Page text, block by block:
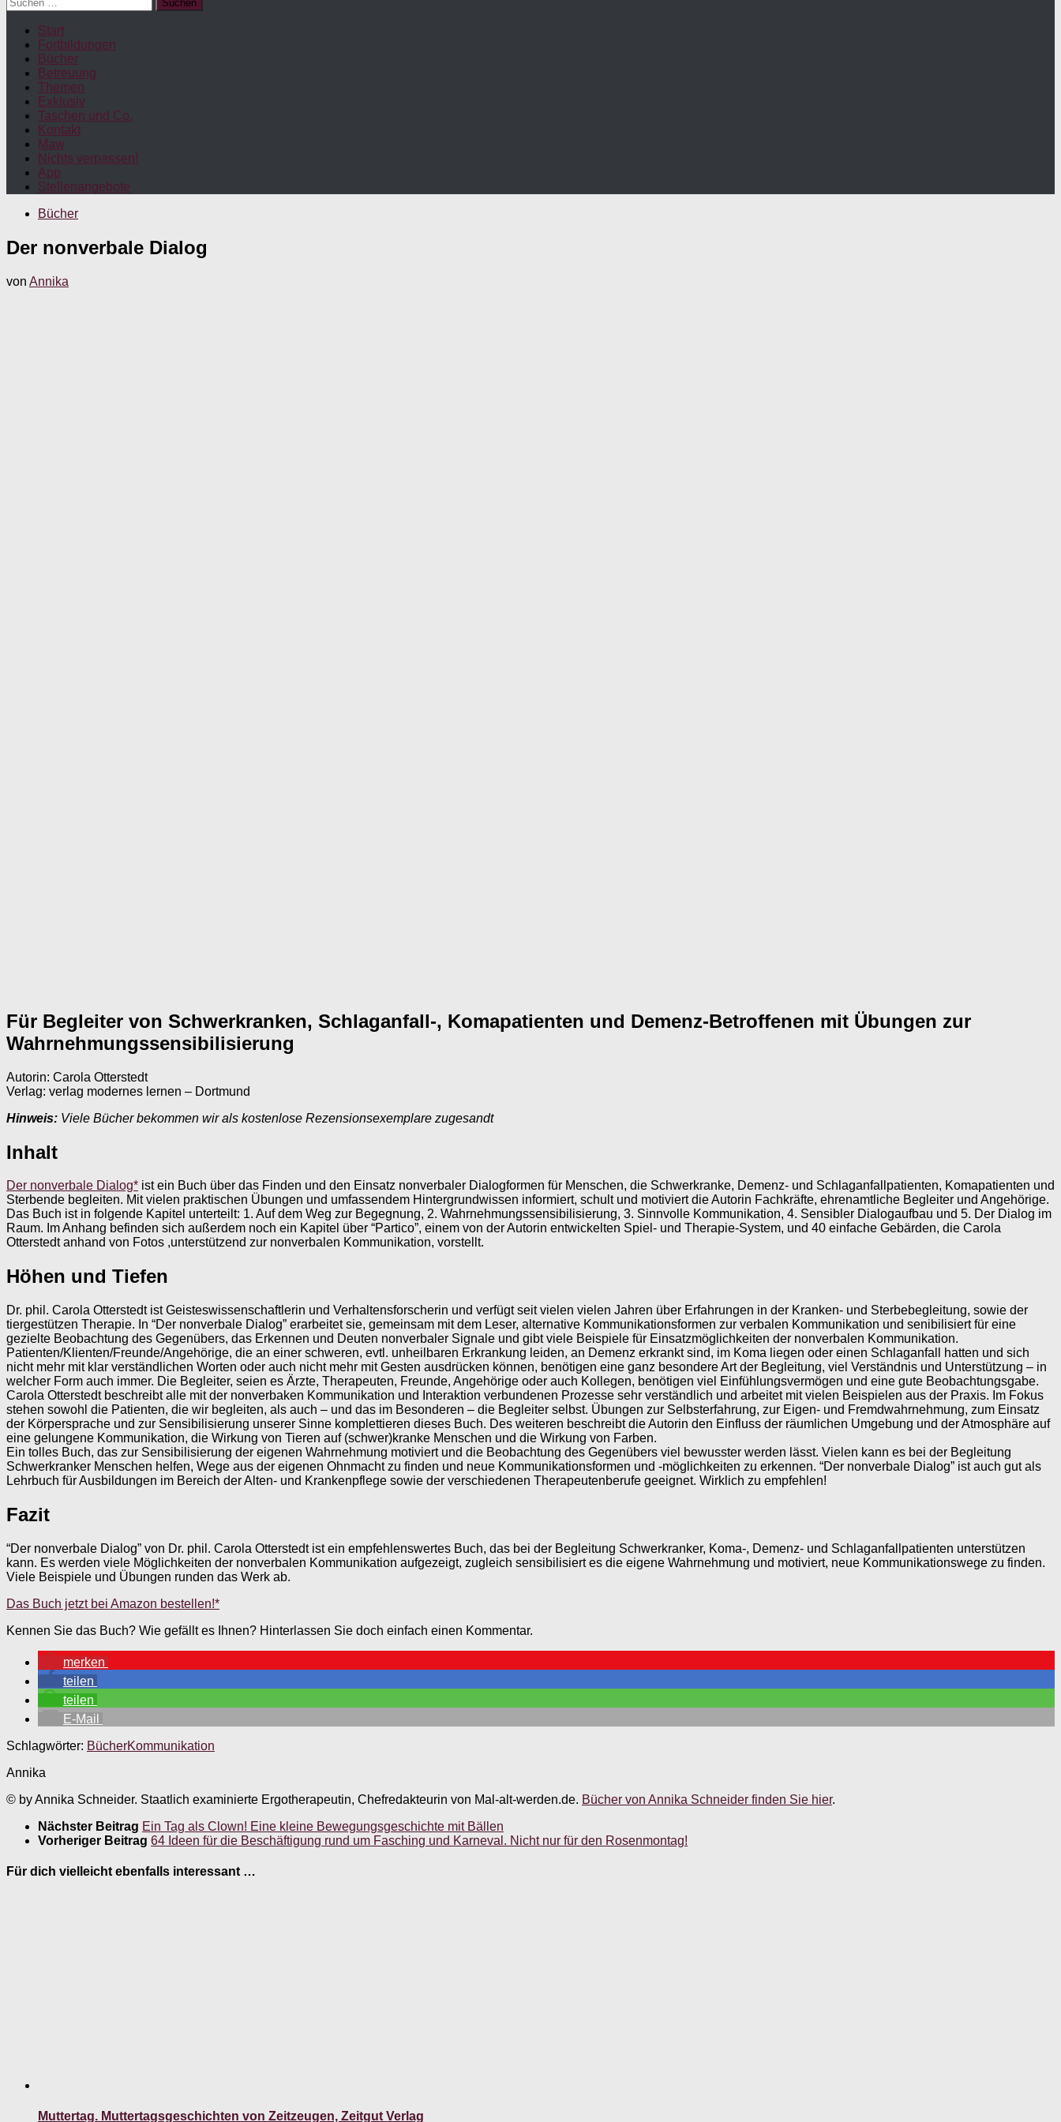
nach:
Start
Fortbildungen
Bücher
Betreuung
Themen
Exklusiv
Taschen und Co.
Kontakt
Maw
Nichts verpassen!
App
Stellenangebote
Bücher
Der nonverbale Dialog
von Annika
Für Begleiter von Schwerkranken, Schlaganfall-, Komapatienten und Demenz-Betroffenen mit Übungen zur
Wahrnehmungssensibilisierung
Autorin: Carola Otterstedt
Verlag: verlag modernes lernen – Dortmund
Hinweis: Viele Bücher bekommen wir als kostenlose Rezensionsexemplare zugesandt
Inhalt
Der nonverbale Dialog* ist ein Buch über das Finden und den Einsatz nonverbaler Dialogformen für Menschen, die Schwerkranke, Demenz- und Schlaganfallpatienten, Komapatienten und
Sterbende begleiten. Mit vielen praktischen Übungen und umfassendem Hintergrundwissen informiert, schult und motiviert die Autorin Fachkräfte, ehrenamtliche Begleiter und Angehörige.
Das Buch ist in folgende Kapitel unterteilt: 1. Auf dem Weg zur Begegnung, 2. Wahrnehmungssensibilisierung, 3. Sinnvolle Kommunikation, 4. Sensibler Dialogaufbau und 5. Der Dialog im
Raum. Im Anhang befinden sich außerdem noch ein Kapitel über “Partico”, einem von der Autorin entwickelten Spiel- und Therapie-System, und 40 einfache Gebärden, die Carola
Otterstedt anhand von Fotos ,unterstützend zur nonverbalen Kommunikation, vorstellt.
Höhen und Tiefen
Dr. phil. Carola Otterstedt ist Geisteswissenschaftlerin und Verhaltensforscherin und verfügt seit vielen vielen Jahren über Erfahrungen in der Kranken- und Sterbebegleitung, sowie der
tiergestützen Therapie. In “Der nonverbale Dialog” erarbeitet sie, gemeinsam mit dem Leser, alternative Kommunikationsformen zur verbalen Kommunikation und senibilisiert für eine
gezielte Beobachtung des Gegenübers, das Erkennen und Deuten nonverbaler Signale und gibt viele Beispiele für Einsatzmöglichkeiten der nonverbalen Kommunikation.
Patienten/Klienten/Freunde/Angehörige, die an einer schweren, evtl. unheilbaren Erkrankung leiden, an Demenz erkrankt sind, im Koma liegen oder einen Schlaganfall hatten und sich
nicht mehr mit klar verständlichen Worten oder auch nicht mehr mit Gesten ausdrücken können, benötigen eine ganz besondere Art der Begleitung, viel Verständnis und Unterstützung – in
welcher Form auch immer. Die Begleiter, seien es Ärzte, Therapeuten, Freunde, Angehörige oder auch Kollegen, benötigen viel Einfühlungsvermögen und eine gute Beobachtungsgabe.
Carola Otterstedt beschreibt alle mit der nonverbaken Kommunikation und Interaktion verbundenen Prozesse sehr verständlich und arbeitet mit vielen Beispielen aus der Praxis. Im Fokus
stehen sowohl die Patienten, die wir begleiten, als auch – und das im Besonderen – die Begleiter selbst. Übungen zur Selbsterfahrung, zur Eigen- und Fremdwahrnehmung, zum Einsatz
der Körpersprache und zur Sensibilisierung unserer Sinne komplettieren dieses Buch. Des weiteren beschreibt die Autorin den Einfluss der räumlichen Umgebung und der Atmosphäre auf
eine gelungene Kommunikation, die Wirkung von Tieren auf (schwer)kranke Menschen und die Wirkung von Farben.
Ein tolles Buch, das zur Sensibilisierung der eigenen Wahrnehmung motiviert und die Beobachtung des Gegenübers viel bewusster werden lässt. Vielen kann es bei der Begleitung
Schwerkranker Menschen helfen, Wege aus der eigenen Ohnmacht zu finden und neue Kommunikationsformen und -möglichkeiten zu erkennen. “Der nonverbale Dialog” ist auch gut als
Lehrbuch für Ausbildungen im Bereich der Alten- und Krankenpflege sowie der verschiedenen Therapeutenberufe geeignet. Wirklich zu empfehlen!
Fazit
“Der nonverbale Dialog” von Dr. phil. Carola Otterstedt ist ein empfehlenswertes Buch, das bei der Begleitung Schwerkranker, Koma-, Demenz- und Schlaganfallpatienten unterstützen
kann. Es werden viele Möglichkeiten der nonverbalen Kommunikation aufgezeigt, zugleich sensibilisiert es die eigene Wahrnehmung und motiviert, neue Kommunikationswege zu finden.
Viele Beispiele und Übungen runden das Werk ab.
Das Buch jetzt bei Amazon bestellen!*
Kennen Sie das Buch? Wie gefällt es Ihnen? Hinterlassen Sie doch einfach einen Kommentar.
merken
teilen
teilen
E-Mail
Schlagwörter: BücherKommunikation
Annika
© by Annika Schneider. Staatlich examinierte Ergotherapeutin, Chefredakteurin von Mal-alt-werden.de. Bücher von Annika Schneider finden Sie hier.
Nächster Beitrag Ein Tag als Clown! Eine kleine Bewegungsgeschichte mit Bällen
Vorheriger Beitrag 64 Ideen für die Beschäftigung rund um Fasching und Karneval. Nicht nur für den Rosenmontag!
Für dich vielleicht ebenfalls interessant …
Muttertag. Muttertagsgeschichten von Zeitzeugen, Zeitgut Verlag